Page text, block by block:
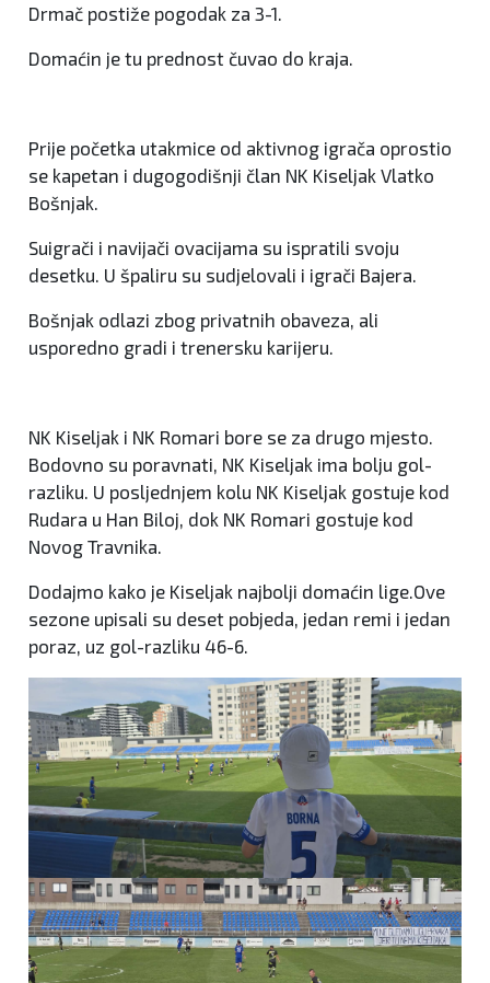
Drmač postiže pogodak za 3-1.
Domaćin je tu prednost čuvao do kraja.
Prije početka utakmice od aktivnog igrača oprostio
se kapetan i dugogodišnji član NK Kiseljak Vlatko
Bošnjak.
Suigrači i navijači ovacijama su ispratili svoju
desetku. U špaliru su sudjelovali i igrači Bajera.
Bošnjak odlazi zbog privatnih obaveza, ali
usporedno gradi i trenersku karijeru.
NK Kiseljak i NK Romari bore se za drugo mjesto.
Bodovno su poravnati, NK Kiseljak ima bolju gol-
razliku. U posljednjem kolu NK Kiseljak gostuje kod
Rudara u Han Biloj, dok NK Romari gostuje kod
Novog Travnika.
Dodajmo kako je Kiseljak najbolji domaćin lige.Ove
sezone upisali su deset pobjeda, jedan remi i jedan
poraz, uz gol-razliku 46-6.